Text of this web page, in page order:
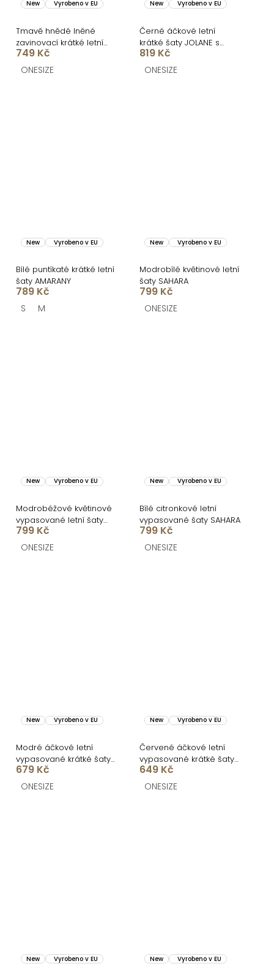
New Vyrobeno v EU
Tmavě hnědé lněné
zavinovací krátké letní
šaty LOVEANA
749 Kč
ONESIZE
New Vyrobeno v EU
Černé áčkové letní
krátké šaty JOLANE s
puntíky
819 Kč
ONESIZE
New Vyrobeno v EU
Bílé puntíkaté krátké letní
šaty AMARANY
789 Kč
S M
New Vyrobeno v EU
Modrobílé květinové letní
šaty SAHARA
799 Kč
ONESIZE
New Vyrobeno v EU
Modrobéžové květinové
vypasované letní šaty
SAHARA
799 Kč
ONESIZE
New Vyrobeno v EU
Bílé citronkové letní
vypasované šaty SAHARA
799 Kč
ONESIZE
New Vyrobeno v EU
Modré áčkové letní
vypasované krátké šaty
ULJANA s kytkami
679 Kč
ONESIZE
New Vyrobeno v EU
Červené áčkové letní
vypasované krátké šaty
BUMBLEE
649 Kč
ONESIZE
New Vyrobeno v EU New Vyrobeno v EU